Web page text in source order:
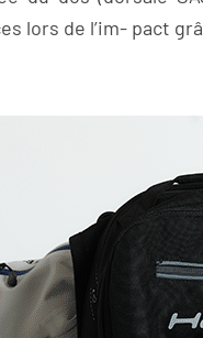
lors de l’im- pact